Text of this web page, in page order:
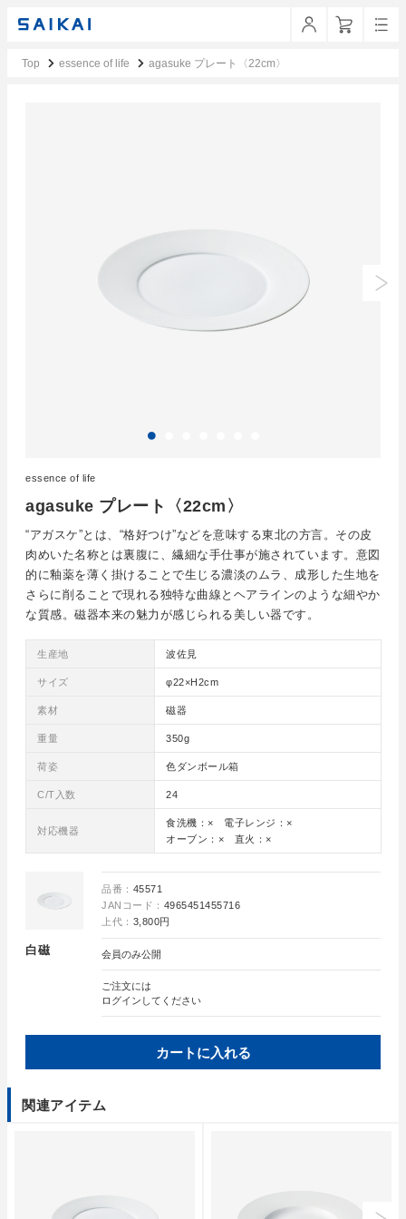
Top essence of life agasuke プレート〈22cm〉
agasuke プレート〈22cm〉
essence of life
“アガスケ”とは、“格好つけ”などを意味する東北の方言。その皮
肉めいた名称とは裏腹に、繊細な手仕事が施されています。意図
的に釉薬を薄く掛けることで生じる濃淡のムラ、成形した生地を
さらに削ることで現れる独特な曲線とヘアラインのような細やか
な質感。磁器本来の魅力が感じられる美しい器です。
生産地 波佐見
サイズ φ22×H2cm
素材 磁器
重量 350g
荷姿 色ダンボール箱
C/T入数 24
対応機器
食洗機：× 電子レンジ：×
オーブン：× 直火：×
白磁
品番： 45571
JANコード： 4965451455716
上代： 3,800円
会員のみ公開
ご注文には
ログイン してください
カートに入れる
関連アイテム